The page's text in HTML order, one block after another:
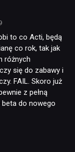
to co Acti, będą
co rok, tak jak
różnych
się do zabawy i
FAIL. Skoro już
z pełną
beta do nowego